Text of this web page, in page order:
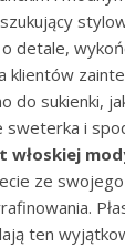
detale,
klientów
do sukienki,
sweterka i
włoskiej
ze
ten